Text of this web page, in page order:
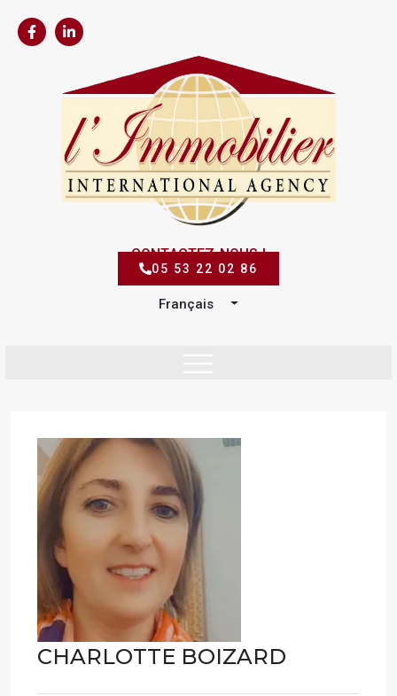
CONTACTEZ-NOUS !
05 53 22 02 86
Français
CHARLOTTE BOIZARD